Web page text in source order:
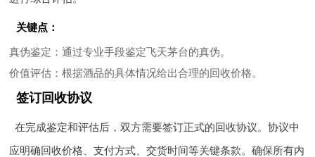
关键点：
真伪鉴定 ：通过专业手段鉴定飞天茅台的真伪。
价值评估 ：根据酒品的具体情况给出合理的回收价格。
签订回收协议
在完成鉴定和评估后，双方需要签订正式的回收协议。协议中
应明确回收价格、支付方式、交货时间等关键条款。确保所有内